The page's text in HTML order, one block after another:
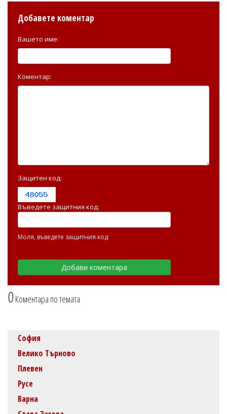
0Коментара по темата
Добавете коментар
Вашето име:
Коментар:
Защитен код:
Въведете защитния код:
Моля, въведете защитния код
София
Велико Търново
Плевен
Русе
Варна